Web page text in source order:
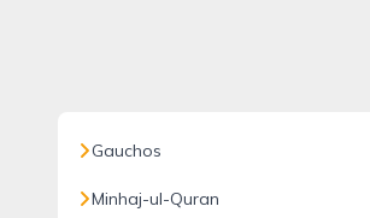
Gauchos
Minhaj-ul-Quran